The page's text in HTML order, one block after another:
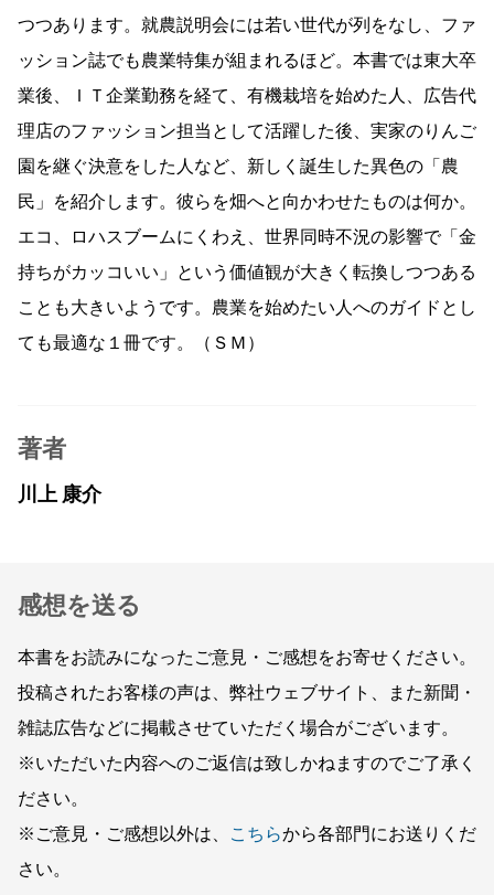
つつあります。就農説明会には若い世代が列をなし、ファ
ッション誌でも農業特集が組まれるほど。本書では東大卒
業後、ＩＴ企業勤務を経て、有機栽培を始めた人、広告代
理店のファッション担当として活躍した後、実家のりんご
園を継ぐ決意をした人など、新しく誕生した異色の「農
民」を紹介します。彼らを畑へと向かわせたものは何か。
エコ、ロハスブームにくわえ、世界同時不況の影響で「金
持ちがカッコいい」という価値観が大きく転換しつつある
ことも大きいようです。農業を始めたい人へのガイドとし
ても最適な１冊です。（ＳＭ）
著者
川上 康介
感想を送る
本書をお読みになったご意見・ご感想をお寄せください。
投稿されたお客様の声は、弊社ウェブサイト、また新聞・
雑誌広告などに掲載させていただく場合がございます。
※いただいた内容へのご返信は致しかねますのでご了承く
ださい。
※ご意見・ご感想以外は、
こちらから各部門にお送りくだ
さい。